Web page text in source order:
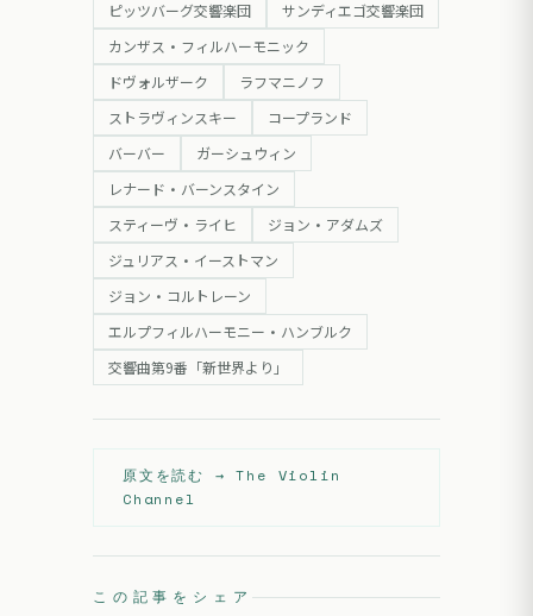
ピッツバーグ交響楽団 サンディエゴ交響楽団
カンザス・フィルハーモニック
ドヴォルザーク ラフマニノフ
ストラヴィンスキー コープランド
バーバー ガーシュウィン
レナード・バーンスタイン
スティーヴ・ライヒ ジョン・アダムズ
ジュリアス・イーストマン
ジョン・コルトレーン
エルプフィルハーモニー・ハンブルク
交響曲第9番「新世界より」
原文を読む →The Violin
Channel
この記事をシェア